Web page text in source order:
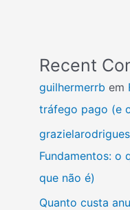
Recent
guilhermerrb em
tráfego pago (e
Fundamentos: o
que não é)
Quanto custa